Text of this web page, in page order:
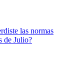
las normas
de Julio?